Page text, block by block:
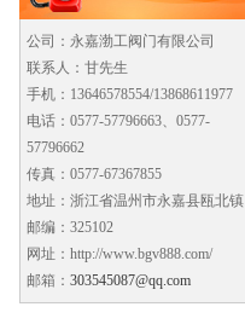
公司：永嘉渤工阀门有限公司
联系人：甘先生
手机：13646578554/13868611977
电话：0577-57796663、0577-
57796662
传真：0577-67367855
地址：浙江省温州市永嘉县瓯北镇
邮编：325102
网址：http://www.bgv888.com/
邮箱： 303545087@qq.com